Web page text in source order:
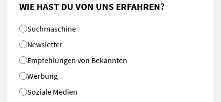
WIE HAST DU VON UNS ERFAHREN?
Suchmaschine
Newsletter
Empfehlungen von Bekannten
Werbung
Soziale Medien